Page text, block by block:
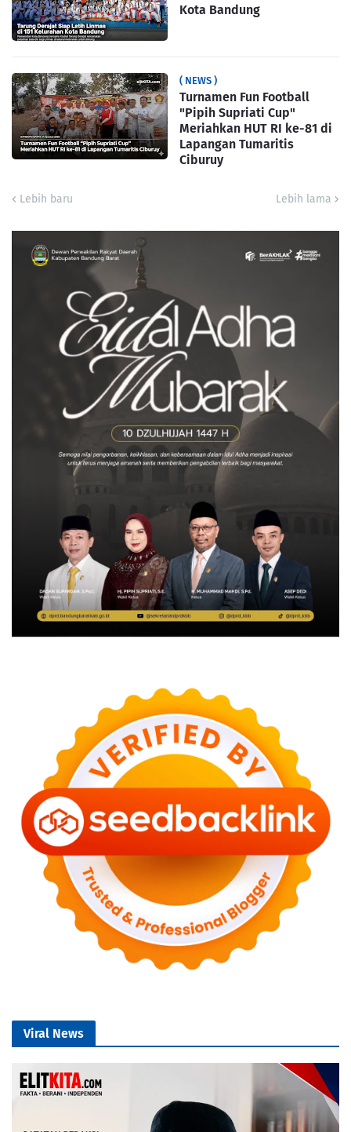
Kota Bandung
( NEWS )
Turnamen Fun Football
"Pipih Supriati Cup"
Meriahkan HUT RI ke-81 di
Lapangan Tumaritis
Ciburuy
Lebih baru Lebih lama
Viral News